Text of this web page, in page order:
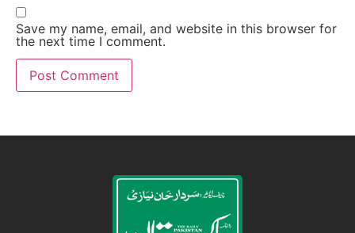
Save my name, email, and website in this browser for
the next time I comment.